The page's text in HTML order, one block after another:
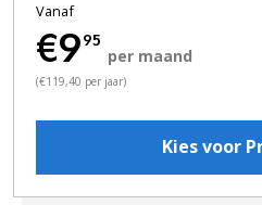
Vanaf
€995
per maand
(€119,40 per jaar)
Kies voor